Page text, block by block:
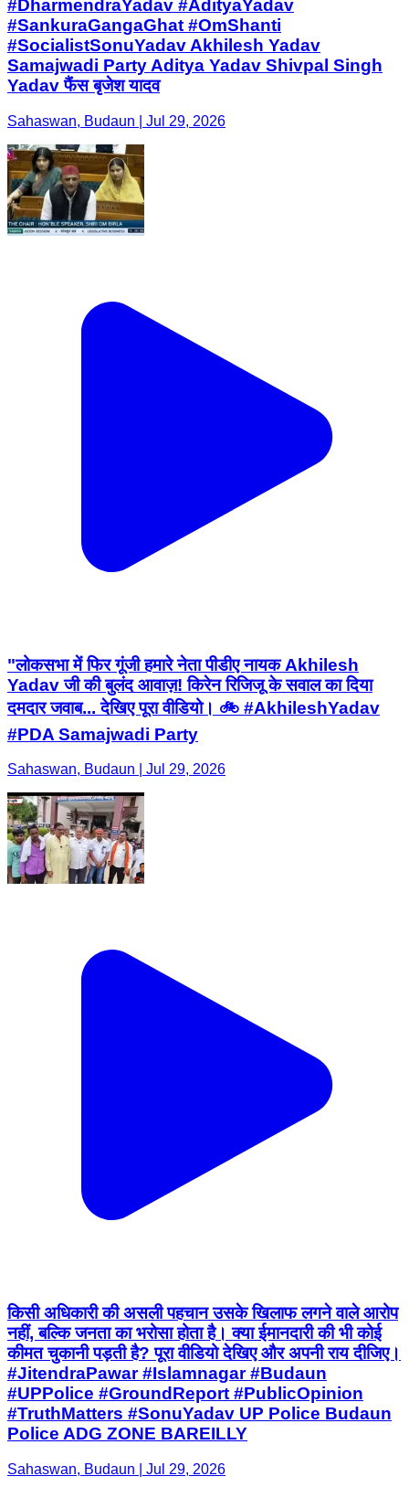
#DharmendraYadav #AdityaYadav
#SankuraGangaGhat #OmShanti
#SocialistSonuYadav Akhilesh Yadav
Samajwadi Party Aditya Yadav Shivpal Singh
Yadav फैंस बृजेश यादव
Sahaswan, Budaun | Jul 29, 2026
"लोकसभा में फिर गूंजी हमारे नेता पीडीए नायक Akhilesh
Yadav जी की बुलंद आवाज़! किरेन रिजिजू के सवाल का दिया
दमदार जवाब... देखिए पूरा वीडियो। 🚲 #AkhileshYadav
#PDA Samajwadi Party
Sahaswan, Budaun | Jul 29, 2026
किसी अधिकारी की असली पहचान उसके खिलाफ लगने वाले आरोप
नहीं, बल्कि जनता का भरोसा होता है। क्या ईमानदारी की भी कोई
कीमत चुकानी पड़ती है? पूरा वीडियो देखिए और अपनी राय दीजिए।
#JitendraPawar #Islamnagar #Budaun
#UPPolice #GroundReport #PublicOpinion
#TruthMatters #SonuYadav UP Police Budaun
Police ADG ZONE BAREILLY
Sahaswan, Budaun | Jul 29, 2026